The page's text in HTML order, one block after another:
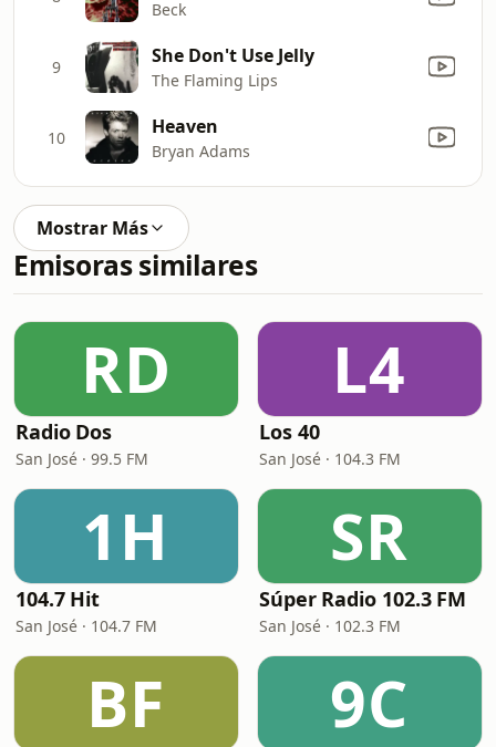
Beck
9 She Don't Use Jelly
The Flaming Lips
10 Heaven
Bryan Adams
Mostrar Más
Emisoras similares
RD
Radio Dos
San José · 99.5 FM
L4
Los 40
San José · 104.3 FM
1H
104.7 Hit
San José · 104.7 FM
SR
Súper Radio 102.3 FM
San José · 102.3 FM
BF 9C